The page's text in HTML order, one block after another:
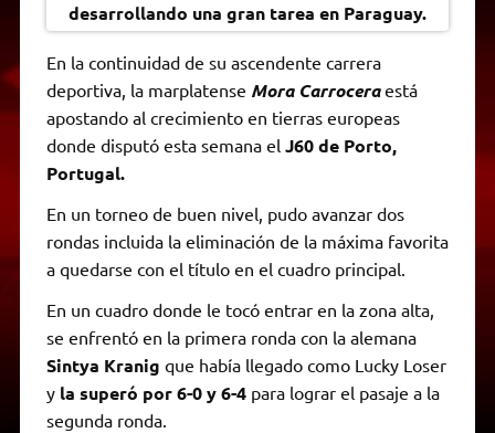
desarrollando una gran tarea en Paraguay.
En la continuidad de su ascendente carrera
deportiva, la marplatense Mora Carroceraestá
apostando al crecimiento en tierras europeas
donde disputó esta semana elJ60 de Porto,
Portugal.
En un torneo de buen nivel, pudo avanzar dos
rondas incluida la eliminación de la máxima favorita
a quedarse con el título en el cuadro principal.
En un cuadro donde le tocó entrar en la zona alta,
se enfrentó en la primera ronda con la alemana
Sintya Kranig que había llegado como Lucky Loser
y la superó por 6-0 y 6-4para lograr el pasaje a la
segunda ronda.